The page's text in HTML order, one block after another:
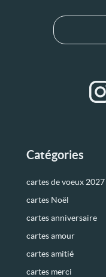
Catégories
cartes de voeux 2027
cartes Noël
cartes anniversaire
cartes amour
cartes amitié
cartes merci